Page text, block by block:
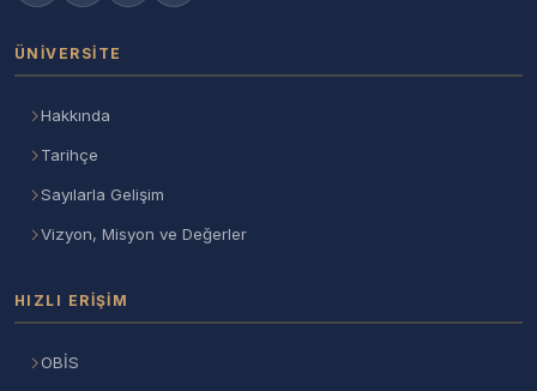
ÜNIVERSITE
Hakkında
Tarihçe
Sayılarla Gelişim
Vizyon, Misyon ve Değerler
HIZLI ERIŞIM
OBİS